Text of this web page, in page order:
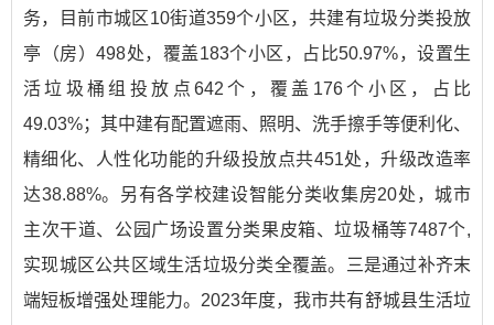
务，目前市城区10街道359个小区，共建有垃圾分类投放
亭（房）498处，覆盖183个小区，占比50.97%，设置生
活垃圾桶组投放点642个，覆盖176个小区，占比
49.03%；其中建有配置遮雨、照明、洗手擦手等便利化、
精细化、人性化功能的升级投放点共451处，升级改造率
达38.88%。另有各学校建设智能分类收集房20处，城市
主次干道、公园广场设置分类果皮箱、垃圾桶等7487个,
实现城区公共区域生活垃圾分类全覆盖。三是通过补齐末
端短板增强处理能力。2023年度，我市共有舒城县生活垃